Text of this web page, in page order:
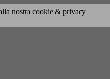
nostra cookie & privacy